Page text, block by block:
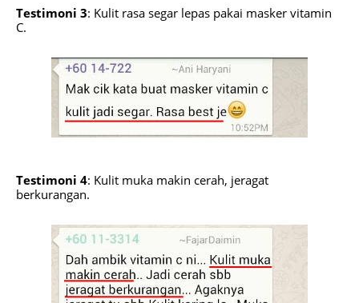
Testimoni 3: Kulit rasa segar lepas pakai masker vitamin
C.
Testimoni 4: Kulit muka makin cerah, jeragat
berkurangan.